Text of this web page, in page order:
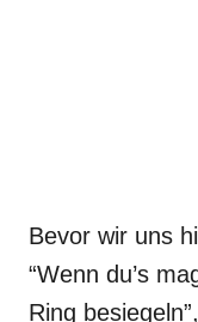
Bevor wir uns
“Wenn du’s
Ring